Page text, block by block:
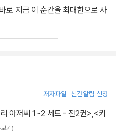
로 지금 이 순간을 최대한으로 사
저자파일 신간알림 신청
아저씨 1~2 세트 - 전2권>,<키
기)